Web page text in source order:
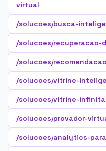
virtual
/solucoes/busca-
/solucoes/recuperacao-
/solucoes/
/solucoes/vitrine-
/solucoes/vitrine-
/solucoes/provador-
/solucoes/analytics-